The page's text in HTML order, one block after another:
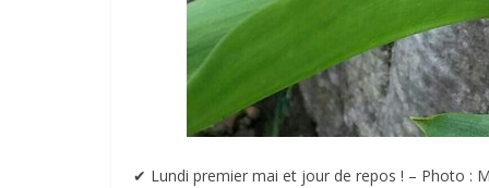
✔︎ Lundi premier mai et jour de repos ! – Photo :